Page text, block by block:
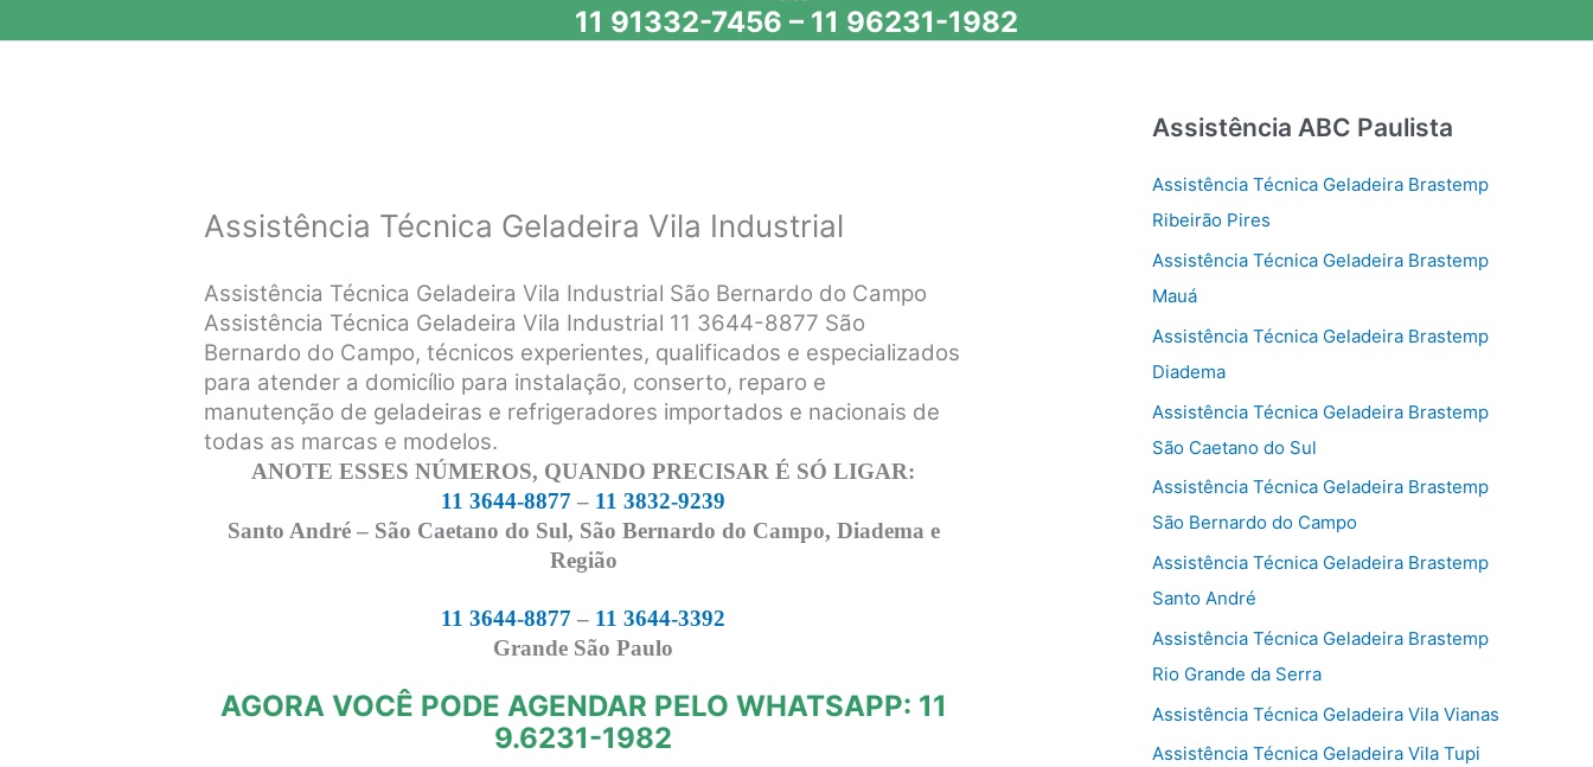
11 91332-7456 – 11 96231-1982
Assistência Técnica Geladeira Vila Industrial
Assistência Técnica Geladeira Vila Industrial São Bernardo do Campo
Assistência Técnica Geladeira Vila Industrial 11 3644-8877 São
Bernardo do Campo, técnicos experientes, qualificados e especializados
para atender a domicílio para instalação, conserto, reparo e
manutenção de geladeiras e refrigeradores importados e nacionais de
todas as marcas e modelos.
ANOTE ESSES NÚMEROS, QUANDO PRECISAR É SÓ LIGAR:
11 3644-8877 – 11 3832-9239
Santo André – São Caetano do Sul, São Bernardo do Campo, Diadema e
Região
11 3644-8877 – 11 3644-3392
Grande São Paulo
AGORA VOCÊ PODE AGENDAR PELO WHATSAPP: 11
9.6231-1982
Assistência ABC Paulista
Assistência Técnica Geladeira Brastemp
Ribeirão Pires
Assistência Técnica Geladeira Brastemp
Mauá
Assistência Técnica Geladeira Brastemp
Diadema
Assistência Técnica Geladeira Brastemp
São Caetano do Sul
Assistência Técnica Geladeira Brastemp
São Bernardo do Campo
Assistência Técnica Geladeira Brastemp
Santo André
Assistência Técnica Geladeira Brastemp
Rio Grande da Serra
Assistência Técnica Geladeira Vila Vianas
Assistência Técnica Geladeira Vila Tupi